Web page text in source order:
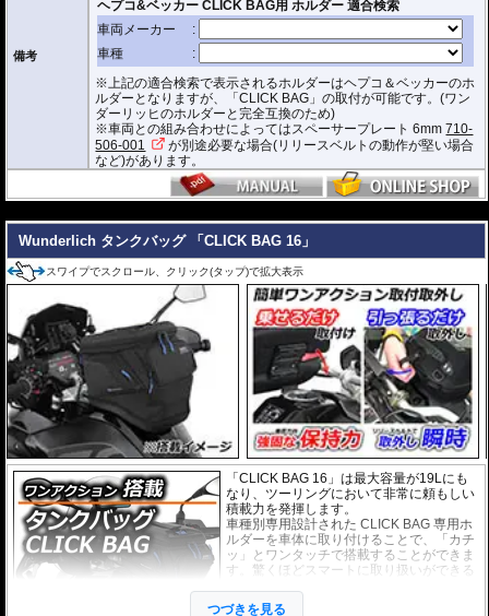
バッグをホルダーから取り外す時もレシーバーのストラップを引くだけ。給
油時も邪魔になりません。
オプションでスペーサー
をご用意しております。タンクとタンクバッグのク
リアランスの調節が可能です。
サイド3箇所に収納ポケットを装備。
容量 : 約11L(拡張時14L)
D x W x H(cm) : 約 35 x 28 x 20(拡張時:24)
※サイズ/画像からハンドルなどと干渉しないことをあらかじめご確認の上お求
めください。
備考
※上記の適合検索で表示されるホルダーはヘプコ＆ベッカーのホ
ルダーとなりますが、「CLICK BAG」の取付が可能です。(ワン
ダーリッヒのホルダーと完全互換のため)
※車両との組み合わせによってはスペーサープレート 6mm710-
506-001
が別途必要な場合(リリースベルトの動作が堅い場合
など)があります。
Wunderlich タンクバッグ 「CLICK BAG 16」
スワイプでスクロール、クリック(タップ)で拡大表示
「CLICK BAG 16」は最大容量が19Lにも
なり、ツーリングにおいて非常に頼もしい
積載力を発揮します。
車種別専用設計された CLICK BAG 専用ホ
ルダーを車体に取り付けることで、「カチ
ッ」とワンタッチで搭載することができま
す。驚くほどスマートに取り扱いができる
現。
つづきを見る